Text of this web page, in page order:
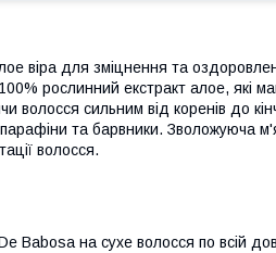
віра для зміцнення та
100% рослинний екстракт алое, які
сильним від коренів до
та барвники. Зволожуюча
волосся.
Babosa на сухе волосся по всій